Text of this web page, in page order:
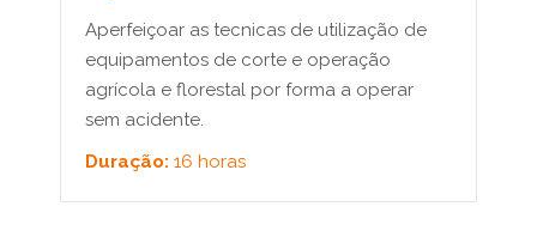
Aperfeiçoar as tecnicas de utilização de
equipamentos de corte e operação
agrícola e florestal por forma a operar
sem acidente.
Duração: 16 horas